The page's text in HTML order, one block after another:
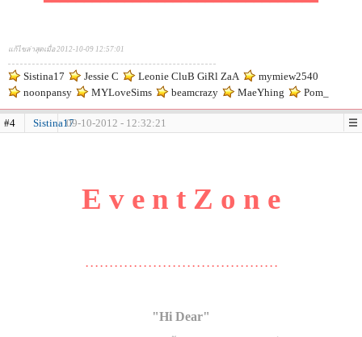
แก้ไขล่าสุดเมื่อ 2012-10-09 12:57:01
Sistina17 Jessie C Leonie CluB GiRl ZaA
mymiew2540
noonpansy
MYLoveSims beamcrazy MaeYhing Pom_
#4 Sistina1709-10-2012 - 12:32:21
E v e n t Z o n e
. . . . . . . . . . . . . . . . . . . . . . . . . . . . . . . . . . . . . . . .
"Hi Dear"